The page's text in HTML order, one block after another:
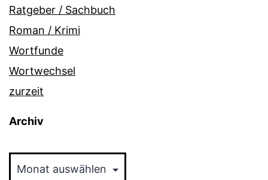
Ratgeber / Sachbuch
Roman / Krimi
Wortfunde
Wortwechsel
zurzeit
Archiv